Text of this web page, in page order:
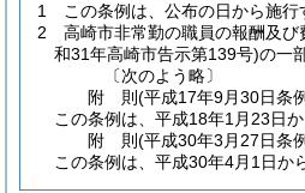
1
この条例は、公布の日から施行
2
高崎市非常勤の職員の報酬及び
和31年高崎市告示第139号)の一
〔次のよう略〕
附 則(平成17年9月30日条
この条例は、平成18年1月23日か
附 則(平成30年3月27日条
この条例は、平成30年4月1日か